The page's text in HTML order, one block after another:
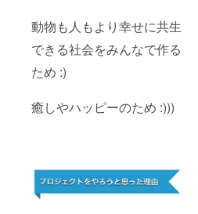
動物も人もより幸せに共生
できる社会をみんなで作る
ため :)
癒しやハッピーのため :)))